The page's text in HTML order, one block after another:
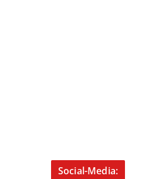
Social-Media: